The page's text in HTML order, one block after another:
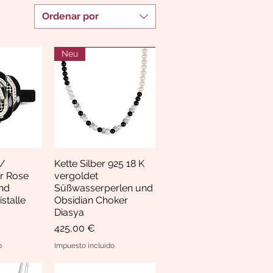
Ordenar por
/
Rose
Vista rápida
Neu
Kette Silber 925 18 K
vergoldet
Süßwasserperlen und
Obsidian Choker
Diasya
Precio
425,00 €
Impuesto incluido